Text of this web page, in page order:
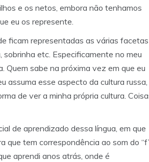
e os netos, embora não tenhamos
eu os represente.
ficam representadas as várias facetas
sobrinha etc. Especificamente no meu
Quem sabe na próxima vez em que eu
assuma esse aspecto da cultura russa,
de ver a minha própria cultura.
de aprendizado dessa língua, em que
que tem correspondência ao som do
aprendi anos atrás, onde é